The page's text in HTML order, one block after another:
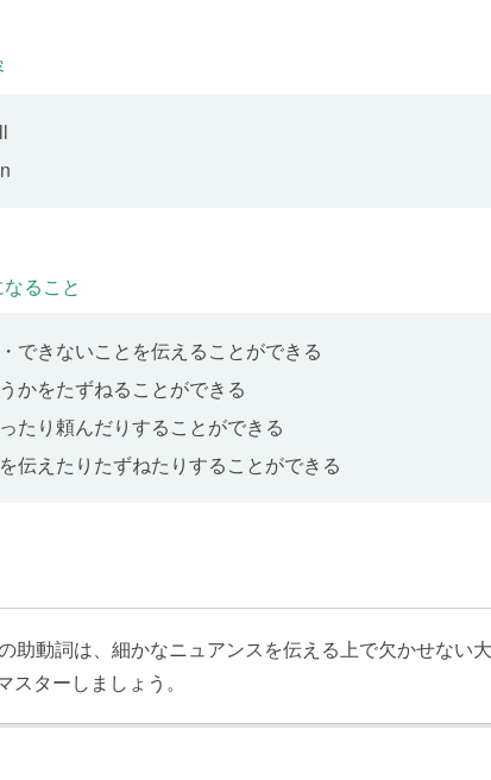
詞canの疑問文
や予想を伝えよう
を使った疑問文と否定文を学習します。「一緒に来ますか」
ずねたり、「雨は降らないでしょう」「傘を持っていきませ
のないことなどについて伝えられるようになります。
った会話の練習をします。
ること
できないことを伝えることができる
かをたずねることができる
たり頼んだりすることができる
伝えたりたずねたりすることができる
助動詞は、細かなニュアンスを伝える上で欠かせない
スターしましょう。